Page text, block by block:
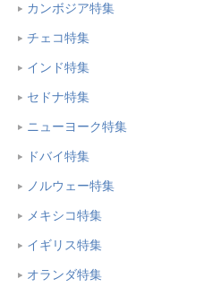
カンボジア特集
チェコ特集
インド特集
セドナ特集
ニューヨーク特集
ドバイ特集
ノルウェー特集
メキシコ特集
イギリス特集
オランダ特集